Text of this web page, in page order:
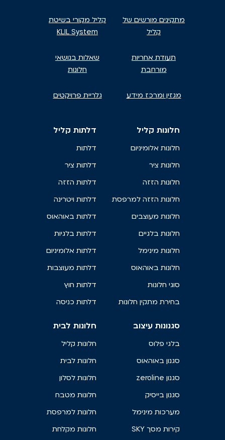
מתקינים מורשים של
קליל
קליל מקורי בשיטת
KLIL System
תעודת אחריות
מורחבת
שאלות בנושאי
חלונות
מגזין ומרכז מידע גלריית פרויקטים
חלונות קליל
חלונות אלומיניום
חלונות ציר
חלונות הזזה
חלונות הזזה למרפסת
חלונות מעוצבים
חלונות בלגיים
חלונות מינימל
חלונות באוהאוס
סוגי חלונות
בחירת מתקין חלונות
דלתות קליל
דלתות
דלתות ציר
דלתות הזזה
דלתות ויטרינה
דלתות באוהאוס
דלתות בלגיות
דלתות אלומיניום
דלתות מעוצבות
דלתות חוץ
דלתות כניסה
סגנונות עיצוב
בלגי פלוס
סגנון באוהאוס
סגנון zeroline
סגנון בייסיק
מערכות מינימל
קירות מסך SKY
חלונות לבית
חלונות קליל
חלונות לבית
חלונות לסלון
חלונות מטבח
חלונות למרפסת
חלונות מקלחת